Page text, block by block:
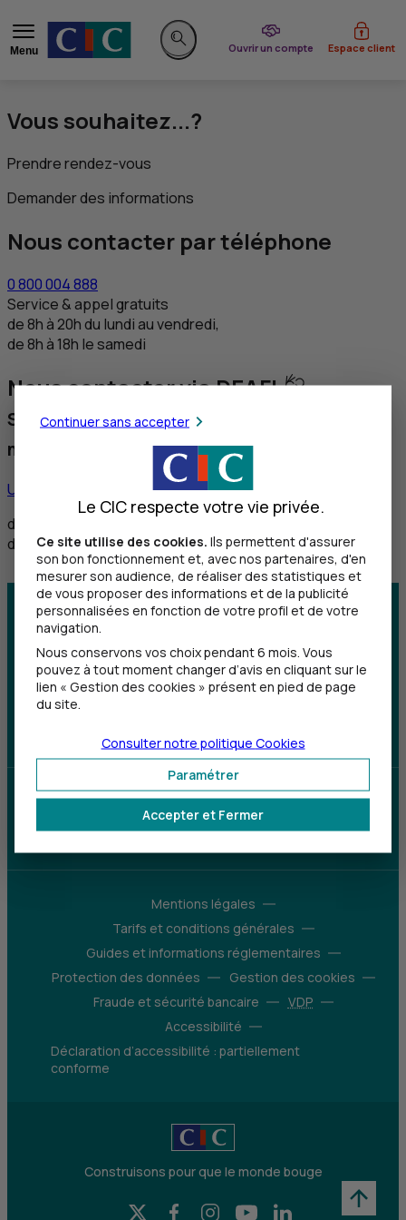
Menu
Rechercher sur le site
Ouvrir un compte
du CIC Espace client
Vous souhaitez...?
Prendre rendez-vous
Demander des informations
Nous contacter par téléphone
0 800 004 888
Service & appel gratuits
de 8h à 20h du lundi au vendredi,
de 8h à 18h le samedi
Nous contacter via DEAFI
Service réservé aux personnes sourdes et
malentendantes
Utiliser ce service
de 8h30 à 12h et de 14h à 18h du lundi au vendredi,
de 8h30 à 12h le samedi
Centre d'aide Trouver une agence
Sourds et
malentendants
Parrainez un proche et profitez ensemble
d’avantages
Mentions légales
Tarifs et conditions générales
Guides et informations réglementaires
Protection des données
Gestion des cookies
Fraude et sécurité bancaire
VDP
Accessibilité
Déclaration d’accessibilité : partiellement
conforme
Construisons pour que le monde bouge
X (Twitter) - CIC
Facebook - CIC
Instagram - CIC
YouTube - CICLinkedIn - CIC
Continuer sans accepter
Le CIC respecte votre vie privée.
Ce site utilise des cookies. Ils permettent d'assurer
son bon fonctionnement et, avec nos partenaires, d'en
mesurer son audience, de réaliser des statistiques et
de vous proposer des informations et de la publicité
personnalisées en fonction de votre profil et de votre
navigation.
Nous conservons vos choix pendant 6 mois. Vous
pouvez à tout moment changer d’avis en cliquant sur le
lien « Gestion des cookies » présent en pied de page
du site.
Accepter et Fermer
Paramétrer
Consulter notre politique Cookies